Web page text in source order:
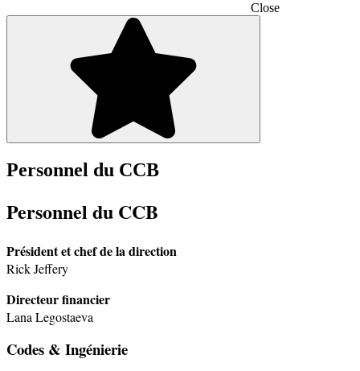
Close
Personnel du CCB
Personnel du CCB
Président et chef de la direction
Rick Jeffery
Directeur financier
Lana Legostaeva
Codes & Ingénierie